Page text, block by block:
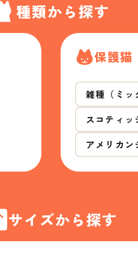
種類から探す
保護猫
雑種（ミッ
スコティッ
アメリカン
サイズから探す